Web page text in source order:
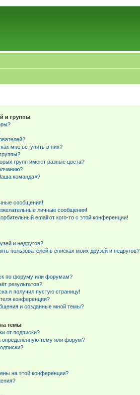
и группы
мне вступить в них?
групп имеют разные цвета?
команда»?
сообщения!
личные сообщения!
email от кого-то с этой конференции!
и недругов?
пользователей в списках моих друзей и недругов?
по форуму или форумам?
результатов?
я получил пустую страницу!
конференции?
и созданные мной темы?
темы
от подписки?
определённую тему или форум?
на этой конференции?